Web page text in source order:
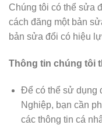
Chúng tôi có thể sửa
cách đăng một bản
bản sửa đổi có hiệu
Thông tin chúng tôi
Để có thể sử dụng
Nghiệp, bạn cần
các thông tin cá